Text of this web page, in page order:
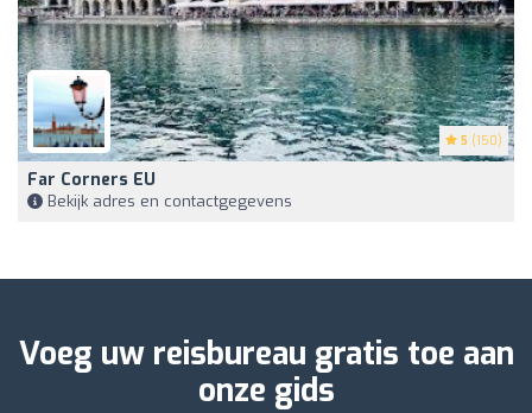
5 (150)
Far Corners EU
Bekijk adres en contactgegevens
Voeg uw reisbureau gratis toe aan
onze gids